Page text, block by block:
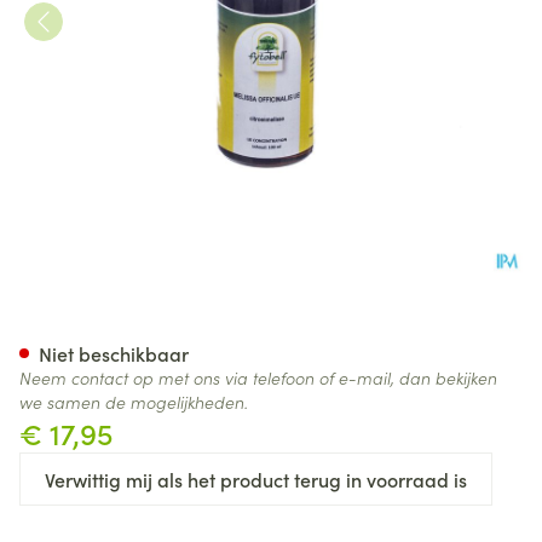
€ 17,95
Verwittig mij als het product terug in voorraad is
Niet beschikbaar
Neem contact op met ons via telefoon of e-mail, dan bekijken
we samen de mogelijkheden.